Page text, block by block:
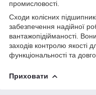
промисловості.
Сходи колісних
забезпечення надійної
вантажопідійманості.
заходів контролю якості
функціональності та
Приховати